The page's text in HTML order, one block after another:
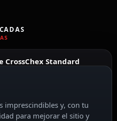
Standard
imprescindibles y, con tu
para mejorar el sitio y